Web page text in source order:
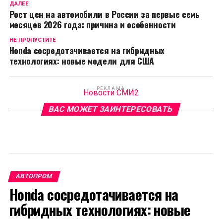
ДАЛЕЕ
Рост цен на автомобили в России за первые семь
месяцев 2026 года: причина и особенности
НЕ ПРОПУСТИТЕ
Honda сосредотачивается на гибридных
технологиях: новые модели для США
РЕКЛАМА
Новости СМИ2
ВАС МОЖЕТ ЗАИНТЕРЕСОВАТЬ
АВТОПРОМ
Honda сосредотачивается на
гибридных технологиях: новые